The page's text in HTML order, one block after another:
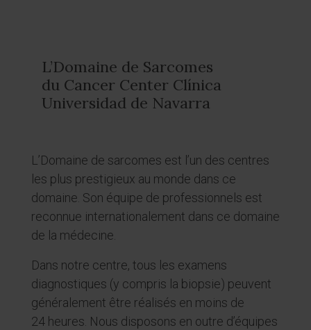
L’Domaine de Sarcomes
du Cancer Center Clínica
Universidad de Navarra
L’Domaine de sarcomes est l’un des centres
les plus prestigieux au monde dans ce
domaine. Son équipe de professionnels est
reconnue internationalement dans ce domaine
de la médecine.
Dans notre centre, tous les examens
diagnostiques (y compris la biopsie) peuvent
généralement être réalisés en moins de
24 heures. Nous disposons en outre d’équipes